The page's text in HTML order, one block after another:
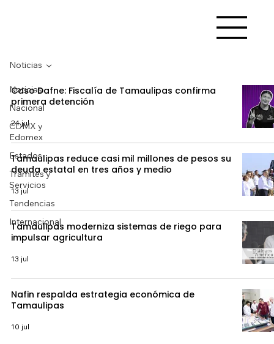
Noticias
Nacional
CDMX y
Edomex
Estados
Trámites y
Servicios
Tendencias
Internacional
Noticias
Caso Dafne: Fiscalía de Tamaulipas confirma
primera detención
24 jul
Tamaulipas reduce casi mil millones de pesos su
deuda estatal en tres años y medio
13 jul
Tamaulipas moderniza sistemas de riego para
impulsar agricultura
13 jul
Nafin respalda estrategia económica de
Tamaulipas
10 jul